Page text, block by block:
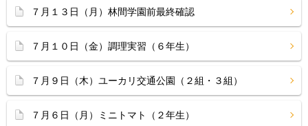
７月１３日（月）林間学園前最終確認
７月１０日（金）調理実習（６年生）
７月９日（木）ユーカリ交通公園（２組・３組）
７月６日（月）ミニトマト（２年生）